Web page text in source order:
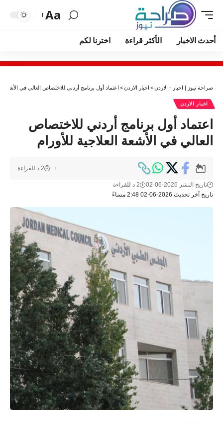
Aa
أحدث الاخبار الأكثر قراءة اخترنا لكم
صراحة نيوز | اخبار - الاردن> اخبار الاردن> اعتماد أول برنامج أردني للاختصاص العالي في الأشعة
اخبار الاردن
اعتماد أول برنامج أردني للاختصاص
العالي في الأشعة العلاجية للأورام
تاريخ آخر تحديث 2026-06-02 2:48 مساءً
تاريخ النشر 2026-06-02 2 د للقراءة
2 د للقراءة